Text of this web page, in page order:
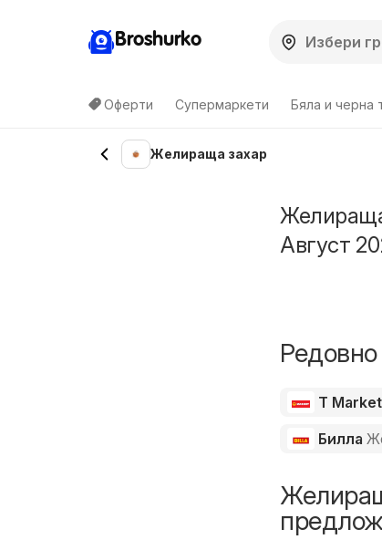
Broshurko
Оферти Супермаркети Бяла и черна
Желираща захар
Август
T Market
Билла